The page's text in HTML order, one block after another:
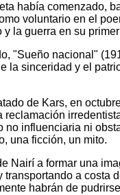
había comenzado,
voluntario en el
la guerra en su
"Sueño nacional"
sinceridad y el
de Kars, en
influenciaria ni
una ficción, un mito.
a formar una
a costa
habrán de